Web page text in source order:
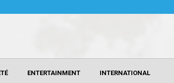
ENTERTAINMENT INTERNATIONAL